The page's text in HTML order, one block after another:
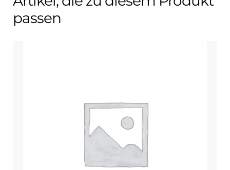
passen